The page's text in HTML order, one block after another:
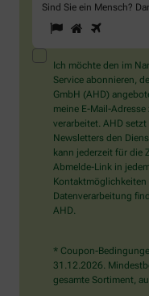
Sind Sie ein Mensch?
Sind
Sie
ein
Mensch?
Dann
wählen
Sie
bitte
die
Flagge.
1 2
Ich möchte den im
Service abonnieren,
GmbH (AHD)
meine E-Mail-
verarbeitet. AHD
Newsletters den
kann jederzeit für die
Abmelde-Link in
Datenverarbeitung
AHD.
* Coupon-
31.12.2026.
gesamte Sortiment,